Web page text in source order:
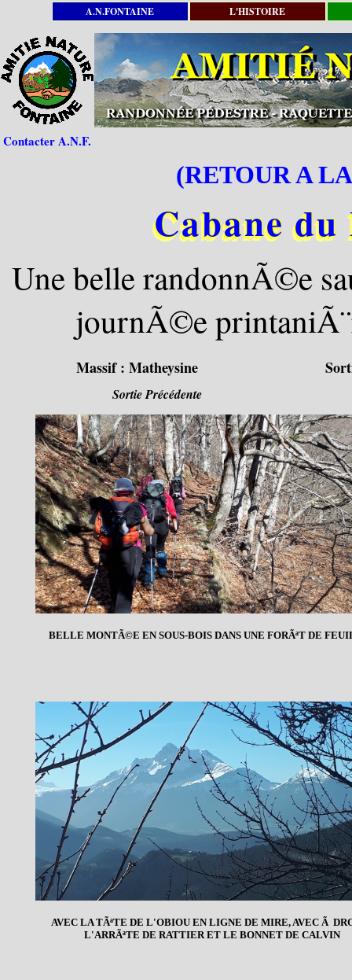
A.N.FONTAINE L'HISTOIRE
Contacter A.N.F.
(RETOUR A
Cabane
Une belle randonnÃ©e
journÃ©e
Massif :Matheysine
Sortie Précédente
BELLE MONTÃ©E EN SOUS-BOIS DANS UNE FORÃªT DE
AVEC LA TÃªTE DE L'OBIOU EN LIGNE DE MIRE, AVEC Ã
L'ARRÃªTE DE RATTIER ET LE BONNET DE CALVIN